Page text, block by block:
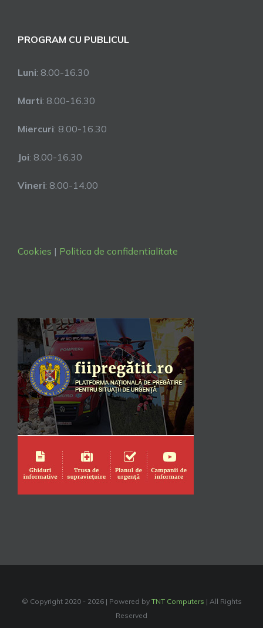
PROGRAM CU PUBLICUL
Luni: 8.00-16.30
Marti: 8.00-16.30
Miercuri: 8.00-16.30
Joi: 8.00-16.30
Vineri: 8.00-14.00
Cookies | Politica de confidentialitate
© Copyright 2020 - 2026 | Powered by TNT Computers | All Rights
Reserved